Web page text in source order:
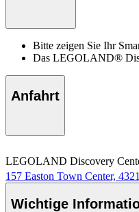
Bitte zeigen Sie Ihr
Das LEGOLAND®
Anfahrt
LEGOLAND Discovery
157 Easton Town Center,
Wichtige